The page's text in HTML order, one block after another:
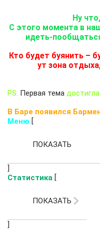
Ну
С этого момента в
идеть-
Кто будет буянить –
ут зона
PS: Первая тема
В Баре появился
Меню [
ПОКАЗАТЬ
]
Статистика [
ПОКАЗАТЬ
]